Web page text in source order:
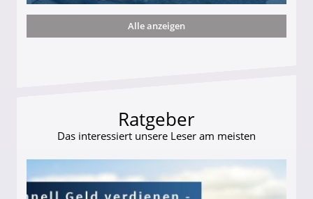
darf Geld behalten!
Alle anzeigen
Ratgeber
Das interessiert unsere Leser am meisten